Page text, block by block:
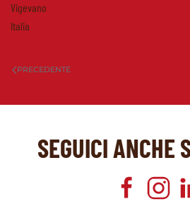
Vigevano
Italia
PRECEDENTE
SEGUICI ANCHE